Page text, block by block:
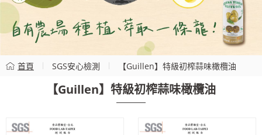
首頁 SGS安心檢測 【Guillen】特級初榨蒜味橄欖油
【Guillen】特級初榨蒜味橄欖油